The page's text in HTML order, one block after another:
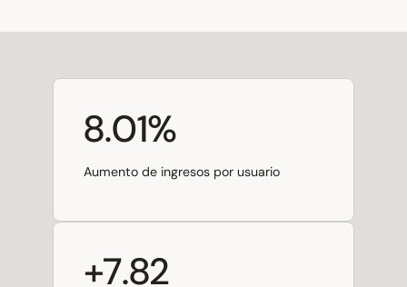
8.01%
Aumento de ingresos por usuario
+7.82